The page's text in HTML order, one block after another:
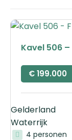
Kavel 506
€199.000
Gelderland
Waterrijk
4 personen